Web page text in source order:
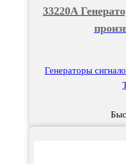
33220A
Генераторы